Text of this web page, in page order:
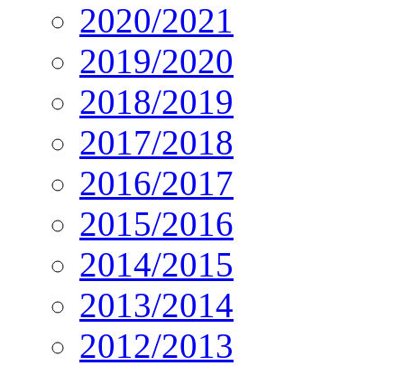
2020/2021
2019/2020
2018/2019
2017/2018
2016/2017
2015/2016
2014/2015
2013/2014
2012/2013